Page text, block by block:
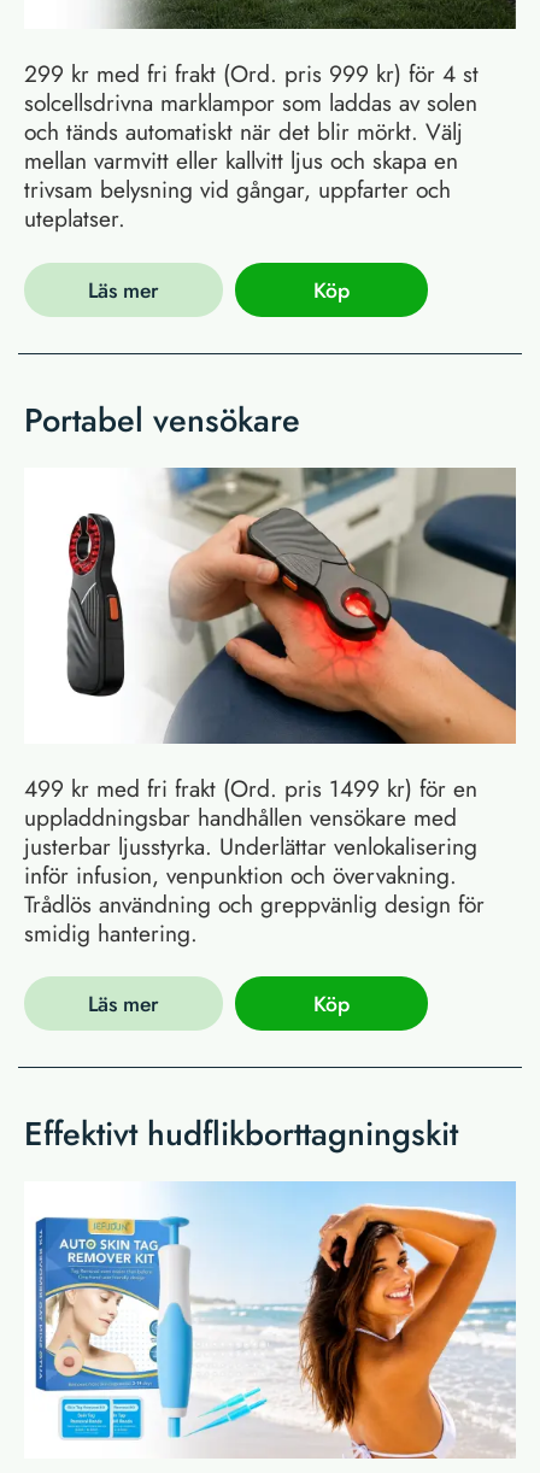
299 kr med fri frakt (Ord. pris 999 kr) för 4 st
solcellsdrivna marklampor som laddas av solen
och tänds automatiskt när det blir mörkt. Välj
mellan varmvitt eller kallvitt ljus och skapa en
trivsam belysning vid gångar, uppfarter och
uteplatser.
Läs mer Köp
Portabel vensökare
499 kr med fri frakt (Ord. pris 1499 kr) för en
uppladdningsbar handhållen vensökare med
justerbar ljusstyrka. Underlättar venlokalisering
inför infusion, venpunktion och övervakning.
Trådlös användning och greppvänlig design för
smidig hantering.
Läs mer Köp
Effektivt hudflikborttagningskit